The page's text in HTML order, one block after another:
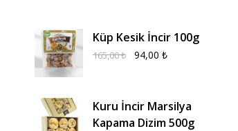
Küp Kesik İncir 100g
165,00₺ 94,00 ₺
Kuru İncir Marsilya
Kapama Dizim 500g